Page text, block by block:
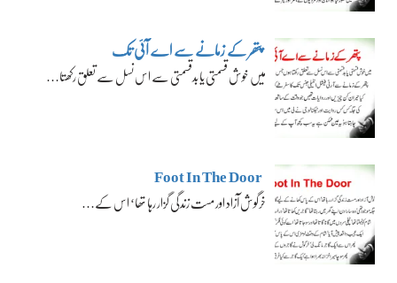
پتھر کے زمانے سے اے آئی تک
میں خوش قسمتی یا بدقسمتی سے اس نسل سے تعلق رکھتا…
Foot In The Door
خرگوش آزاد اور مست زندگی گزار رہا تھا‘ اس کے…